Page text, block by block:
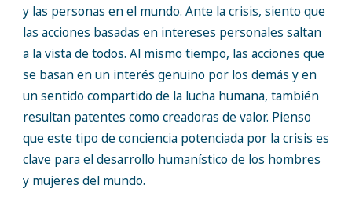
y las personas en el mundo. Ante la crisis, siento que
las acciones basadas en intereses personales saltan
a la vista de todos. Al mismo tiempo, las acciones que
se basan en un interés genuino por los demás y en
un sentido compartido de la lucha humana, también
resultan patentes como creadoras de valor. Pienso
que este tipo de conciencia potenciada por la crisis es
clave para el desarrollo humanístico de los hombres
y mujeres del mundo.